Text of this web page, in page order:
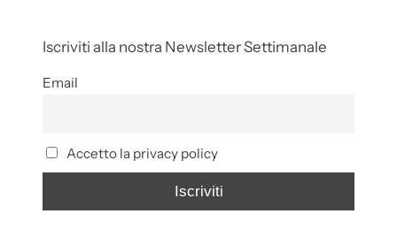
Iscriviti alla nostra Newsletter Settimanale
Email
Accetto la privacy policy